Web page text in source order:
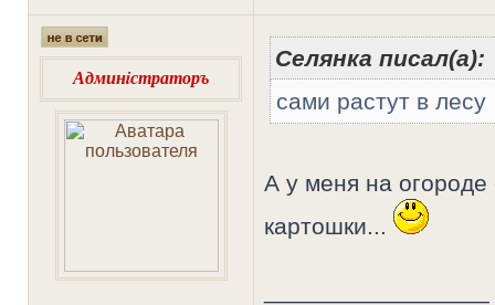
Админiстраторъ
Селянка писал(а):
сами растут в лесу
А у меня на
картошки...